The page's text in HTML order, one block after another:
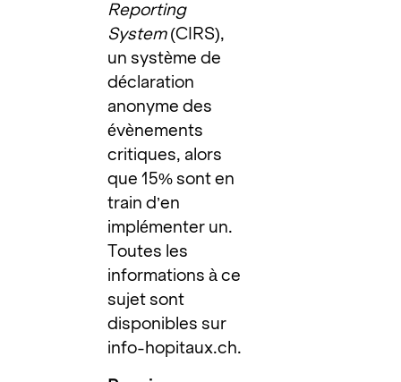
Reporting
System(CIRS),
un système de
déclaration
anonyme des
évènements
critiques, alors
que 15% sont en
train d’en
implémenter un.
Toutes les
informations à ce
sujet sont
disponibles sur
info-hopitaux.ch.